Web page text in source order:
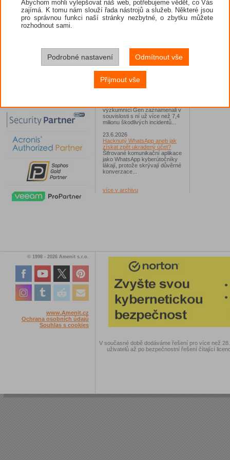
26.6.2026
ESET: S příchodem léta
zaplavují Česko falešné mobilní
Chase Home App či Candy
Race Launcher. Hlavním cílem
útočníků bylo v tomto případě
Polsko, následováno Českem a
Slovenskem...
24.6.2026
výzkumníci Gen zaznamenali v
souvislosti s ní už více než 7,4
milionu škodlivých incidentů...
23.6.2026
Hacknutý WhatsApp aneb jak
získat zpět ukradený účet?
Šifrované komunikační aplikace
jako WhatsApp kyberútočníky
lákají, protože skrývají důvěrné
konverzace...
více v archivu
© 1998 - 2026 Amenit s.r.o.
www.Amenit.cz
Ochrana osobních údajů
Souhlas s cookies
V současné době dodáváme řešení pro více než
uživatelů až po bezpečnostní řešení čítající
Abychom mohli vylepšovat náš web, potřebujeme vědět, co Vás
zajímá. K tomu nám slouží řada nástrojů a služeb. Některé jsou
pro správnou funkci naší stránky nezbytné, o zbytku můžete
rozhodnout sami.
Podrobné nastavení Odmítnout vše
Přijmout vše